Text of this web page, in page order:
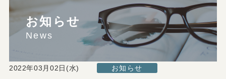
お知らせ
News
2022年03月02日(水) お知らせ